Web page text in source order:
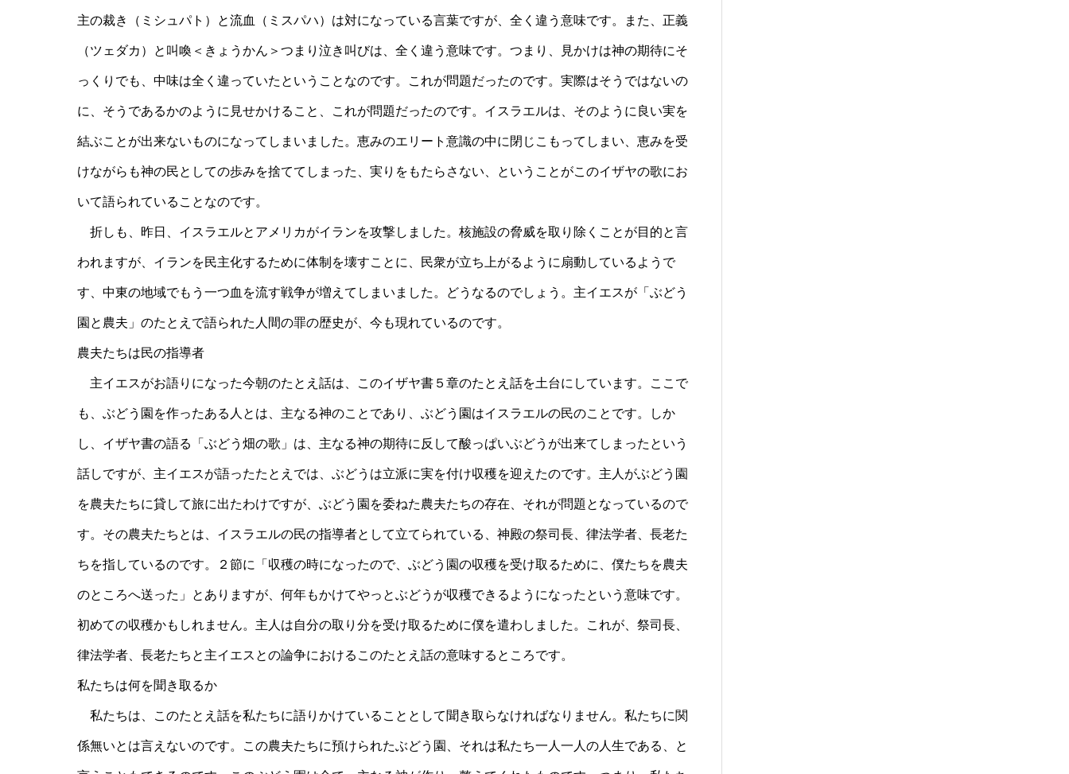
主の裁き（ミシュパト）と流血（ミスパハ）は対になっている言葉ですが、全く違う意味です。また、正義
（ツェダカ）と叫喚＜きょうかん＞つまり泣き叫びは、全く違う意味です。つまり、見かけは神の期待にそ
っくりでも、中味は全く違っていたということなのです。これが問題だったのです。実際はそうではないの
に、そうであるかのように見せかけること、これが問題だったのです。イスラエルは、そのように良い実を
結ぶことが出来ないものになってしまいました。恵みのエリート意識の中に閉じこもってしまい、恵みを受
けながらも神の民としての歩みを捨ててしまった、実りをもたらさない、ということがこのイザヤの歌にお
いて語られていることなのです。
折しも、昨日、イスラエルとアメリカがイランを攻撃しました。核施設の脅威を取り除くことが目的と言
われますが、イランを民主化するために体制を壊すことに、民衆が立ち上がるように扇動しているようで
す、中東の地域でもう一つ血を流す戦争が増えてしまいました。どうなるのでしょう。主イエスが「ぶどう
園と農夫」のたとえで語られた人間の罪の歴史が、今も現れているのです。
農夫たちは民の指導者
主イエスがお語りになった今朝のたとえ話は、このイザヤ書５章のたとえ話を土台にしています。ここで
も、ぶどう園を作ったある人とは、主なる神のことであり、ぶどう園はイスラエルの民のことです。しか
し、イザヤ書の語る「ぶどう畑の歌」は、主なる神の期待に反して酸っぱいぶどうが出来てしまったという
話しですが、主イエスが語ったたとえでは、ぶどうは立派に実を付け収穫を迎えたのです。主人がぶどう園
を農夫たちに貸して旅に出たわけですが、ぶどう園を委ねた農夫たちの存在、それが問題となっているので
す。その農夫たちとは、イスラエルの民の指導者として立てられている、神殿の祭司長、律法学者、長老た
ちを指しているのです。２節に「収穫の時になったので、ぶどう園の収穫を受け取るために、僕たちを農夫
のところへ送った」とありますが、何年もかけてやっとぶどうが収穫できるようになったという意味です。
初めての収穫かもしれません。主人は自分の取り分を受け取るために僕を遣わしました。これが、祭司長、
律法学者、長老たちと主イエスとの論争におけるこのたとえ話の意味するところです。
私たちは何を聞き取るか
私たちは、このたとえ話を私たちに語りかけていることとして聞き取らなければなりません。私たちに関
係無いとは言えないのです。この農夫たちに預けられたぶどう園、それは私たち一人一人の人生である、と